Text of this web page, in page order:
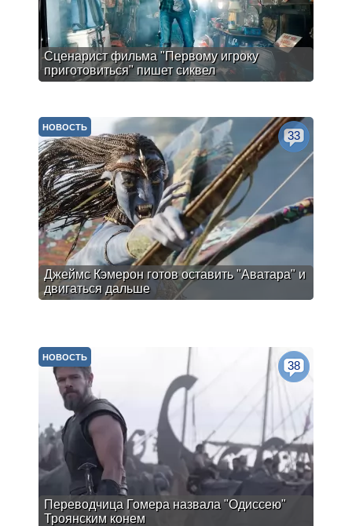
Сценарист фильма "Первому игроку
приготовиться" пишет сиквел
Джеймс Кэмерон готов оставить "Аватара" и
двигаться дальше
НОВОСТЬ
33
Переводчица Гомера назвала "Одиссею"
Троянским конем
НОВОСТЬ
38